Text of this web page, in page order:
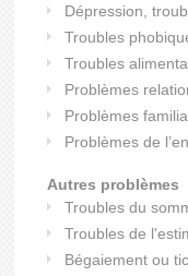
Dépression,
Troubles
Troubles
Problèmes
Problèmes
Problèmes de
Autres problèmes
Troubles du
Troubles de
Bégaiement ou